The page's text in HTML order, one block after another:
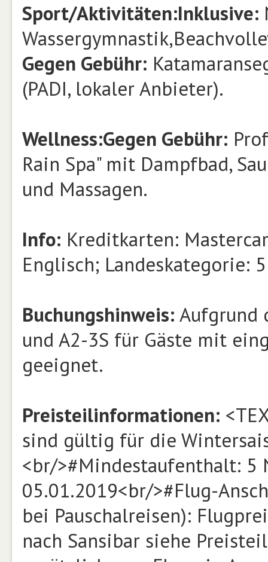
Sport/Aktivitäten:Inklusive:
Wassergymnastik,
Gegen Gebühr:
(PADI, lokaler Anbieter).
Wellness:Gegen Gebühr:
Rain Spa" mit Dampfbad,
und Massagen.
Info: Kreditkarten:
Englisch; Landeskategorie:
Buchungshinweis: Aufgrund
und A2-3S für Gäste mit
geeignet.
Preisteilinformationen:
sind gültig für die
<br/>#Mindestaufenthalt: 5
05.01.2019<br/>#Flug-
bei Pauschalreisen):
nach Sansibar siehe